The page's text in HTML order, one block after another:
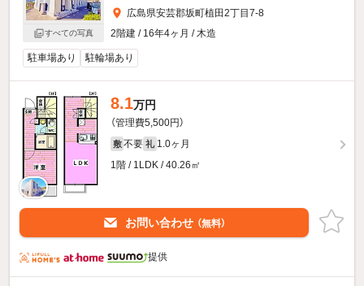
すべての写真
広島県安芸郡坂町植田2丁目7-8
2階建 / 16年4ヶ月 / 木造
駐車場あり 駐輪場あり
8.1万円
（管理費5,500円）
敷 不要 礼 1.0ヶ月
1階 / 1LDK / 40.26㎡
お問い合わせ （無料）
提供